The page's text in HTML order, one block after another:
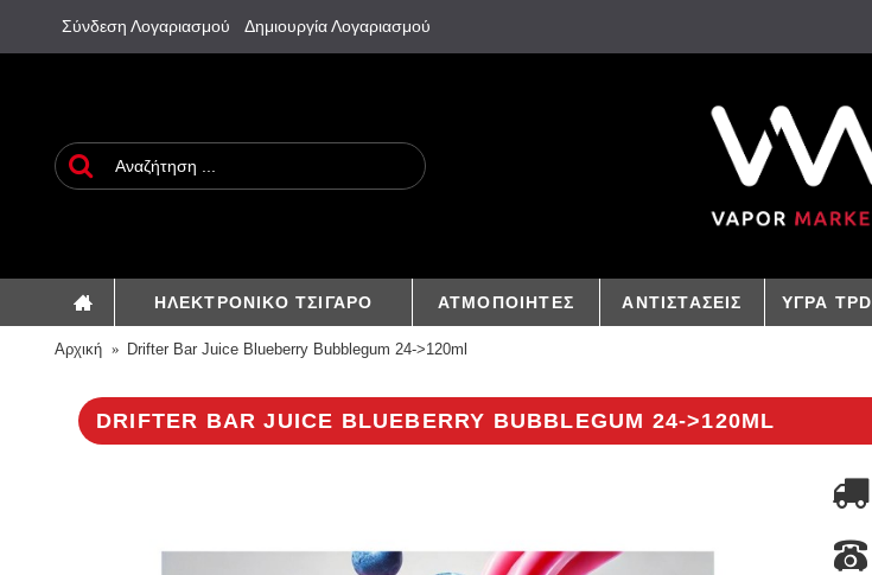
Σύνδεση Λογαριασμού Δημιουργία Λογαριασμού
ΗΛΕΚΤΡΟΝΙΚΟ ΤΣΙΓΑΡΟ ΑΤΜΟΠΟΙΗΤΕΣ ΑΝΤΙΣΤΑΣΕΙΣ ΥΓΡΑ TPD
Αρχική Drifter Bar Juice Blueberry Bubblegum 24->120ml
DRIFTER BAR JUICE BLUEBERRY BUBBLEGUM 24->120ML